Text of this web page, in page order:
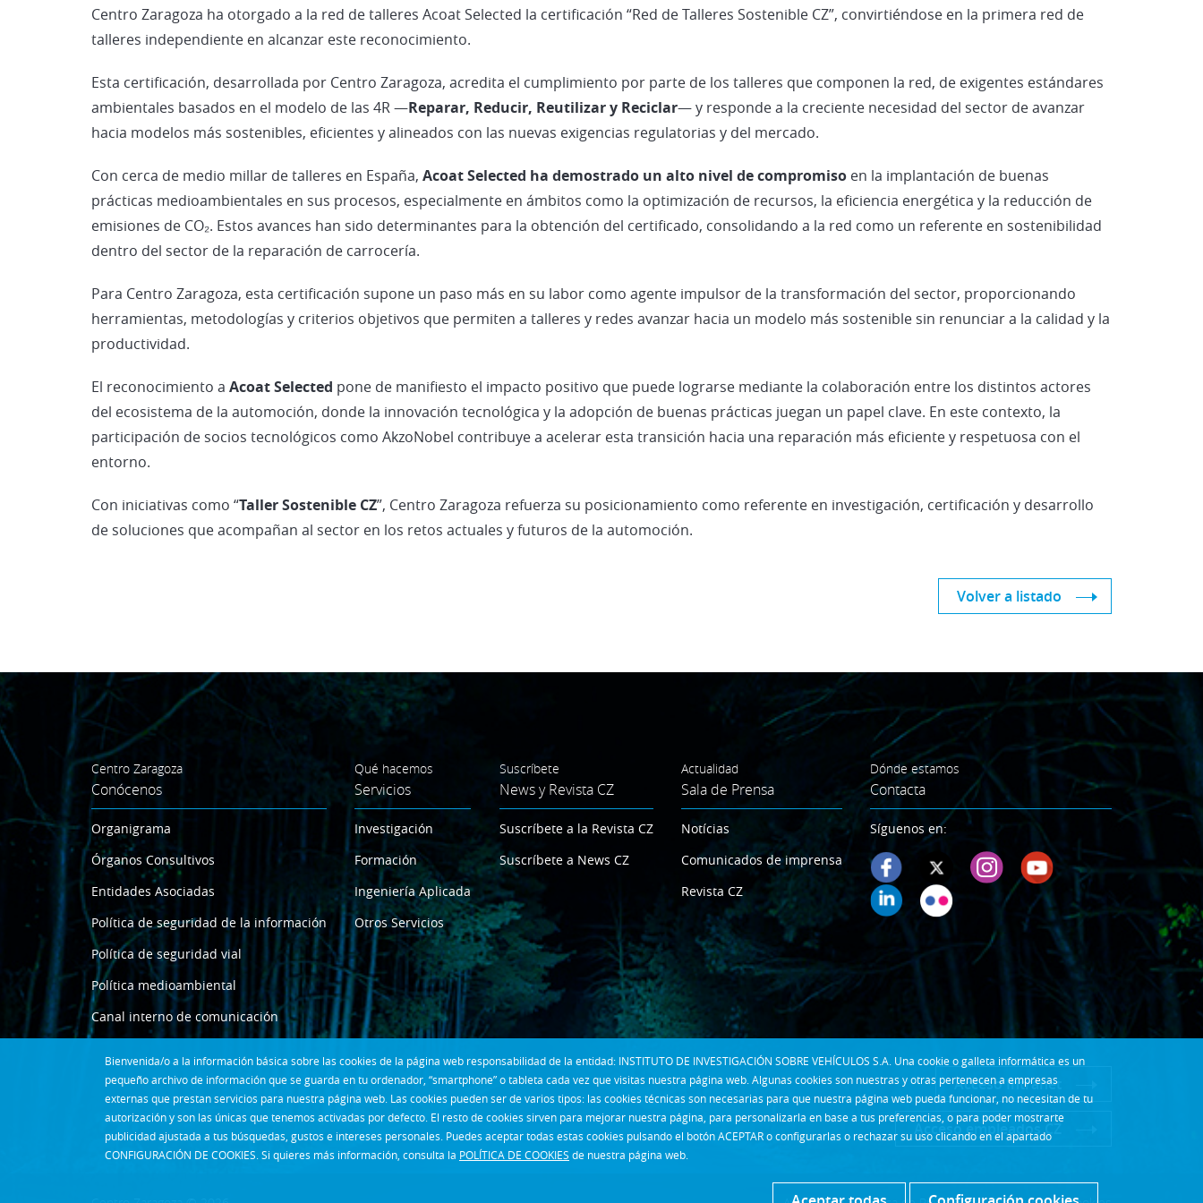
Bienvenida/o a la información básica sobre las cookies de la página web responsabilidad de la entidad: INSTITUTO DE INVESTIGACIÓN SOBRE VEHÍCULOS S.A. Una cookie o galleta informática es un
pequeño archivo de información que se guarda en tu ordenador, “smartphone” o tableta cada vez que visitas nuestra página web. Algunas cookies son nuestras y otras pertenecen a empresas
externas que prestan servicios para nuestra página web. Las cookies pueden ser de varios tipos: las cookies técnicas son necesarias para que nuestra página web pueda funcionar, no necesitan de tu
autorización y son las únicas que tenemos activadas por defecto. El resto de cookies sirven para mejorar nuestra página, para personalizarla en base a tus preferencias, o para poder mostrarte
publicidad ajustada a tus búsquedas, gustos e intereses personales. Puedes aceptar todas estas cookies pulsando el botón ACEPTAR o configurarlas o rechazar su uso clicando en el apartado
CONFIGURACIÓN DE COOKIES. Si quieres más información, consulta la POLÍTICA DE COOKIES de nuestra página web.
Centro Zaragoza ha otorgado a la red de talleres Acoat Selected la certificación “Red de Talleres Sostenible CZ”, convirtiéndose en la primera red de
talleres independiente en alcanzar este reconocimiento.
Esta certificación, desarrollada por Centro Zaragoza, acredita el cumplimiento por parte de los talleres que componen la red, de exigentes estándares
ambientales basados en el modelo de las 4R —Reparar, Reducir, Reutilizar y Reciclar— y responde a la creciente necesidad del sector de avanzar
hacia modelos más sostenibles, eficientes y alineados con las nuevas exigencias regulatorias y del mercado.
Con cerca de medio millar de talleres en España, Acoat Selected ha demostrado un alto nivel de compromiso en la implantación de buenas
prácticas medioambientales en sus procesos, especialmente en ámbitos como la optimización de recursos, la eficiencia energética y la reducción de
emisiones de CO₂. Estos avances han sido determinantes para la obtención del certificado, consolidando a la red como un referente en sostenibilidad
dentro del sector de la reparación de carrocería.
Para Centro Zaragoza, esta certificación supone un paso más en su labor como agente impulsor de la transformación del sector, proporcionando
herramientas, metodologías y criterios objetivos que permiten a talleres y redes avanzar hacia un modelo más sostenible sin renunciar a la calidad y la
productividad.
El reconocimiento a Acoat Selected pone de manifiesto el impacto positivo que puede lograrse mediante la colaboración entre los distintos actores
del ecosistema de la automoción, donde la innovación tecnológica y la adopción de buenas prácticas juegan un papel clave. En este contexto, la
participación de socios tecnológicos como AkzoNobel contribuye a acelerar esta transición hacia una reparación más eficiente y respetuosa con el
entorno.
Con iniciativas como “Taller Sostenible CZ”, Centro Zaragoza refuerza su posicionamiento como referente en investigación, certificación y desarrollo
de soluciones que acompañan al sector en los retos actuales y futuros de la automoción.
Volver a listado
Centro Zaragoza
Conócenos
Organigrama
Órganos Consultivos
Entidades Asociadas
Política de seguridad de la información
Política de seguridad vial
Política medioambiental
Canal interno de comunicación
Qué hacemos
Servicios
Investigación
Formación
Ingeniería Aplicada
Otros Servicios
Suscríbete
News y Revista CZ
Suscríbete a la Revista CZ
Suscríbete a News CZ
Actualidad
Sala de Prensa
Notícias
Comunicados de imprensa
Revista CZ
Dónde estamos
Contacta
Síguenos en:
Acceso Intranet
Acceso empleados CZ